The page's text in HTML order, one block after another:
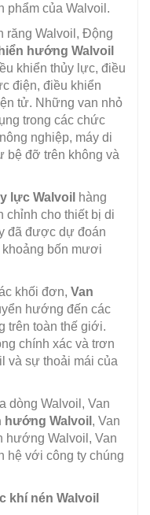
phẩm của Walvoil.
răng Walvoil, Động
hướng Walvoil
khiển thủy lực, điều
điện, điều khiển
tử. Những van nhỏ
trong các chức
nghiệp, máy di
bệ đỡ trên không và
lực Walvoil hàng
chỉnh cho thiết bị di
đã được dự đoán
khoảng bốn mươi
khối đơn, Van
hướng đến các
trên toàn thế giới.
chính xác và trơn
và sự thoải mái của
dòng Walvoil, Van
hướng Walvoil , Van
hướng Walvoil, Van
hệ với công ty chúng
khí nén Walvoil